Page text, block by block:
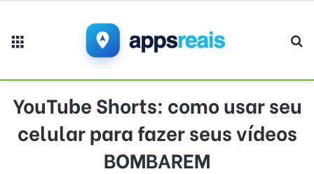
YouTube Shorts: como usar seu
celular para fazer seus vídeos
BOMBAREM